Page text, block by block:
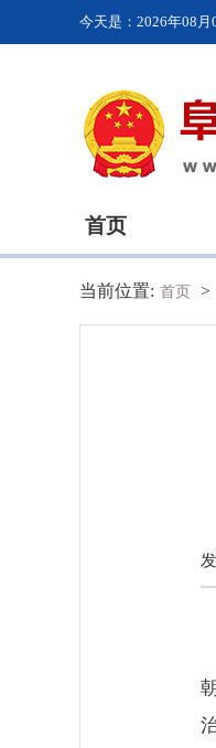
今天是： 2026年08月
首页
当前位置: 首页 >